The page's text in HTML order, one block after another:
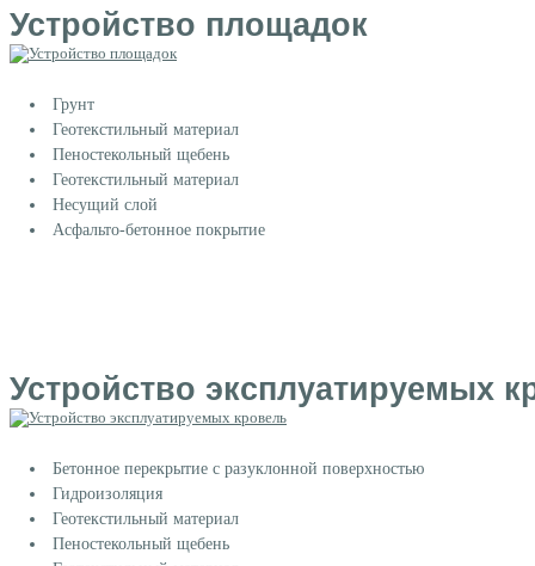
Устройство площадок
Грунт
Геотекстильный материал
Пеностекольный щебень
Геотекстильный материал
Несущий слой
Асфальто-бетонное покрытие
Устройство эксплуатируемых
Бетонное перекрытие с разуклонной поверхностью
Гидроизоляция
Геотекстильный материал
Пеностекольный щебень